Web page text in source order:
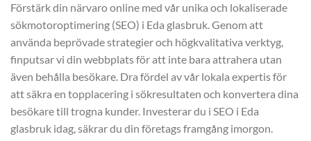
Förstärk din närvaro online med vår unika och lokaliserade
sökmotoroptimering (SEO) i Eda glasbruk. Genom att
använda beprövade strategier och högkvalitativa verktyg,
finputsar vi din webbplats för att inte bara attrahera utan
även behålla besökare. Dra fördel av vår lokala expertis för
att säkra en topplacering i sökresultaten och konvertera dina
besökare till trogna kunder. Investerar du i SEO i Eda
glasbruk idag, säkrar du din företags framgång imorgon.